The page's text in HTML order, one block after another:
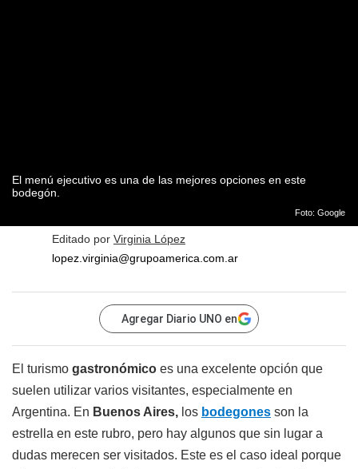
El menú ejecutivo es una de las mejores opciones en este
bodegón.
Foto: Google
Editado por Virginia López
lopez.virginia@grupoamerica.com.ar
Agregar Diario UNO en
El turismo gastronómico es una excelente opción que
suelen utilizar varios visitantes, especialmente en
Argentina. En Buenos Aires, los bodegones son la
estrella en este rubro, pero hay algunos que sin lugar a
dudas merecen ser visitados. Este es el caso ideal porque